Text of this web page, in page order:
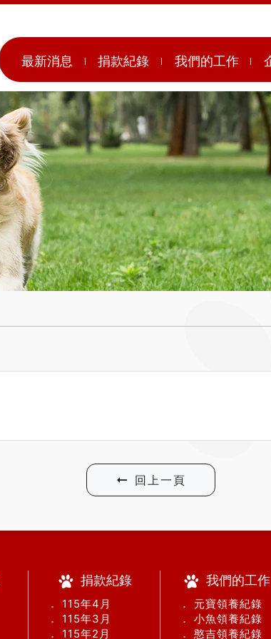
最新消息 捐款紀錄 我們的工作
回上一頁
捐款紀錄
． 115年4月
． 115年3月
． 115年2月
我們的工作
． 元寶領養紀錄
． 小魚領養紀錄
． 憨吉領養紀錄